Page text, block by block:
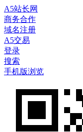
A5站长网
商务合作
域名注册
A5交易
登录
搜索
手机版浏览